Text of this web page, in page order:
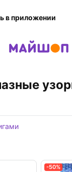
в приложении
-50%